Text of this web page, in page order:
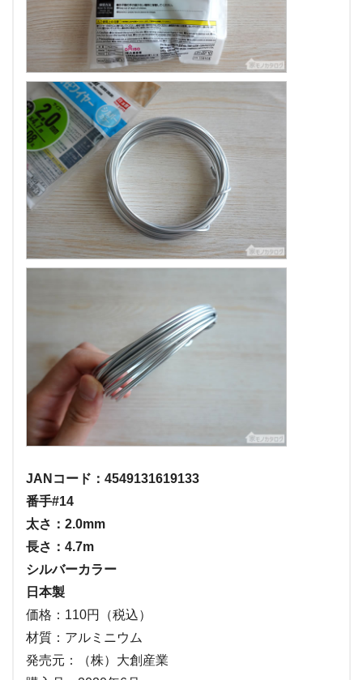
JANコード：4549131619133
番手#14
太さ：2.0mm
長さ：4.7m
シルバーカラー
日本製
価格：110円（税込）
材質：アルミニウム
発売元：（株）大創産業